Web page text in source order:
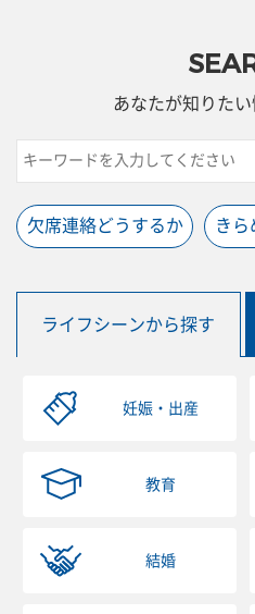
あなたが知りた
欠席連絡どうするか き
ライフシーンから探す
妊娠・出産
教育
結婚